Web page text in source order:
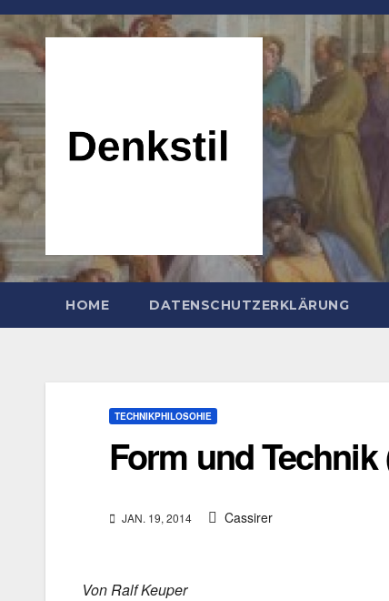
Zum
Inhalt
springen
HOME DATENSCHUTZERKLÄRUNG
TECHNIKPHILOSOHIE
Form und
JAN. 19, 2014 Cassirer
Von Ralf Keuper